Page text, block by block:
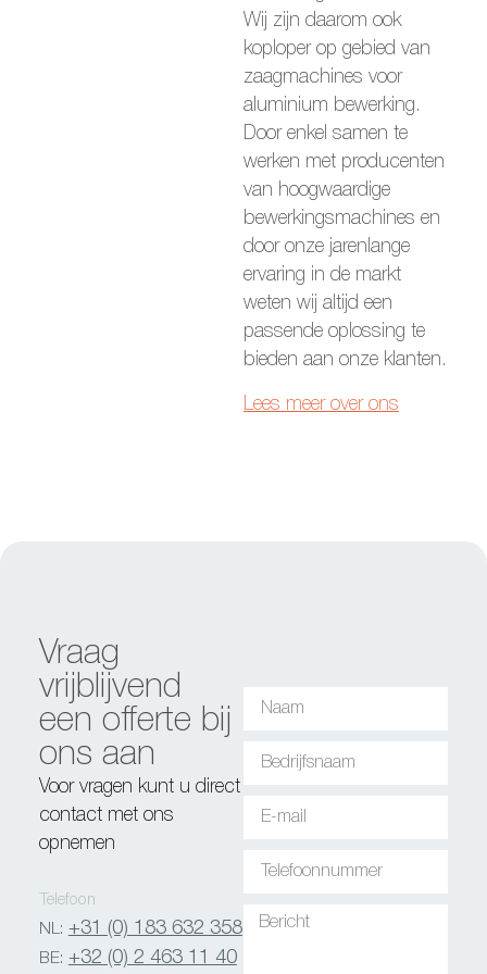
Wij zijn daarom ook
koploper op gebied van
zaagmachines voor
aluminium bewerking.
Door enkel samen te
werken met producenten
van hoogwaardige
bewerkingsmachines en
door onze jarenlange
ervaring in de markt
weten wij altijd een
passende oplossing te
bieden aan onze klanten.
Lees meer over ons
Vraag
vrijblijvend
een offerte bij
ons aan
Voor vragen kunt u direct
contact met ons
opnemen
Telefoon
NL: +31 (0) 183 632 358
BE: +32 (0) 2 463 11 40